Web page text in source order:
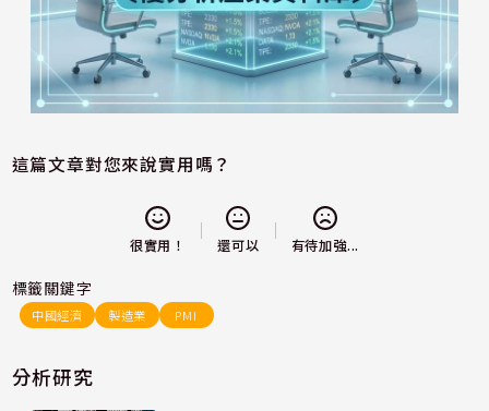
這篇文章對您來說實用嗎？
很實用！ 還可以 有待加強...
標籤關鍵字
中國經濟 製造業 PMI
分析研究